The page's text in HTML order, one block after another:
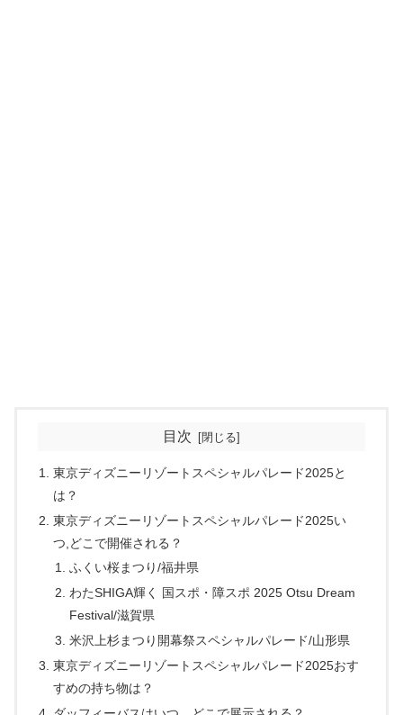
目次
東京ディズニーリゾートスペシャルパレード2025と
は？
東京ディズニーリゾートスペシャルパレード2025い
つ,どこで開催される？
ふくい桜まつり/福井県
わたSHIGA輝く 国スポ・障スポ 2025 Otsu Dream
Festival/滋賀県
米沢上杉まつり開幕祭スペシャルパレード/山形県
東京ディズニーリゾートスペシャルパレード2025おす
すめの持ち物は？